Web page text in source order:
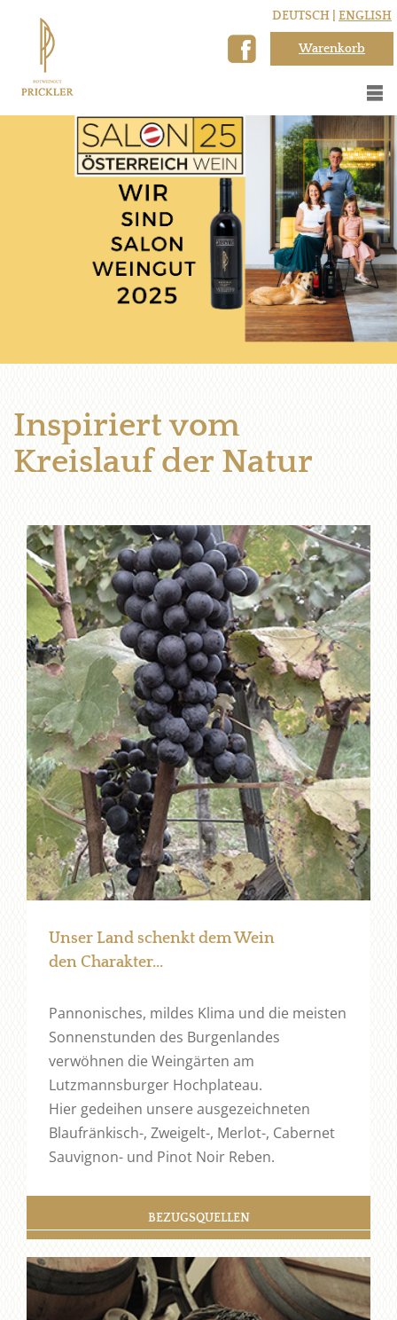
DEUTSCH | ENGLISH
Warenkorb
Inspiriert vom
Kreislauf der Natur
Unser Land schenkt dem Wein
den Charakter...
Pannonisches, mildes Klima und die meisten
Sonnenstunden des Burgenlandes
verwöhnen die Weingärten am
Lutzmannsburger Hochplateau.
Hier gedeihen unsere ausgezeichneten
Blaufränkisch-, Zweigelt-, Merlot-, Cabernet
Sauvignon- und Pinot Noir Reben.
BEZUGSQUELLEN